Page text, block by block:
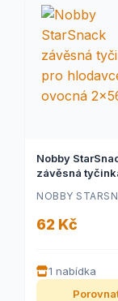
Nobby
závěsná
2x56g
NOBBY
62 Kč
1 nabídka